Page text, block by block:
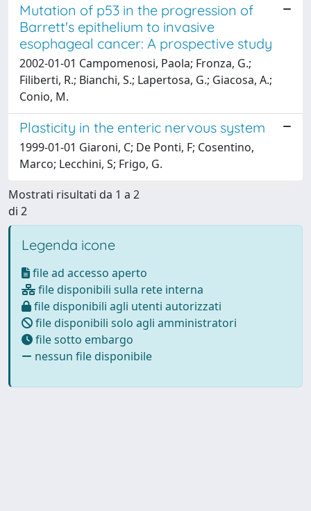
Mutation of p53 in the progression of
Barrett's epithelium to invasive
esophageal cancer: A prospective study
2002-01-01 Campomenosi, Paola; Fronza, G.;
Filiberti, R.; Bianchi, S.; Lapertosa, G.; Giacosa, A.;
Conio, M.
Plasticity in the enteric nervous system
1999-01-01 Giaroni, C; De Ponti, F; Cosentino,
Marco; Lecchini, S; Frigo, G.
Mostrati risultati da 1 a 2
di 2
Legenda icone
file ad accesso aperto
file disponibili sulla rete interna
file disponibili agli utenti autorizzati
file disponibili solo agli amministratori
file sotto embargo
nessun file disponibile